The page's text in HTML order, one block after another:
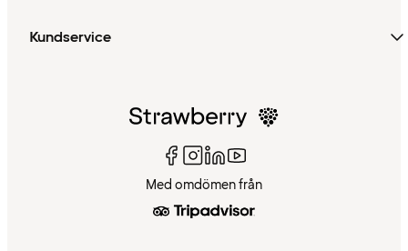
Kundservice
Med omdömen från